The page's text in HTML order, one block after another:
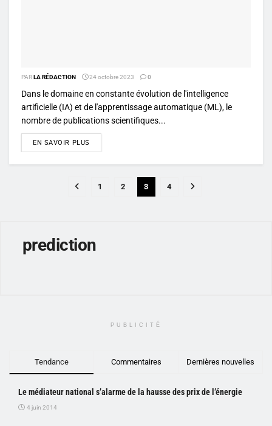
PARLA RÉDACTION 24 octobre 2023 0
Dans le domaine en constante évolution de l'intelligence
artificielle (IA) et de l'apprentissage automatique (ML), le
nombre de publications scientifiques...
EN SAVOIR PLUS
1 2 3 4
prediction
PUBLICITÉ
Tendance Commentaires Dernières nouvelles
Le médiateur national s’alarme de la hausse des prix de l’énergie
4 juin 2014